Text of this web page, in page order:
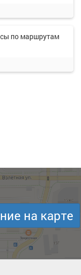
по маршрутам
на карте